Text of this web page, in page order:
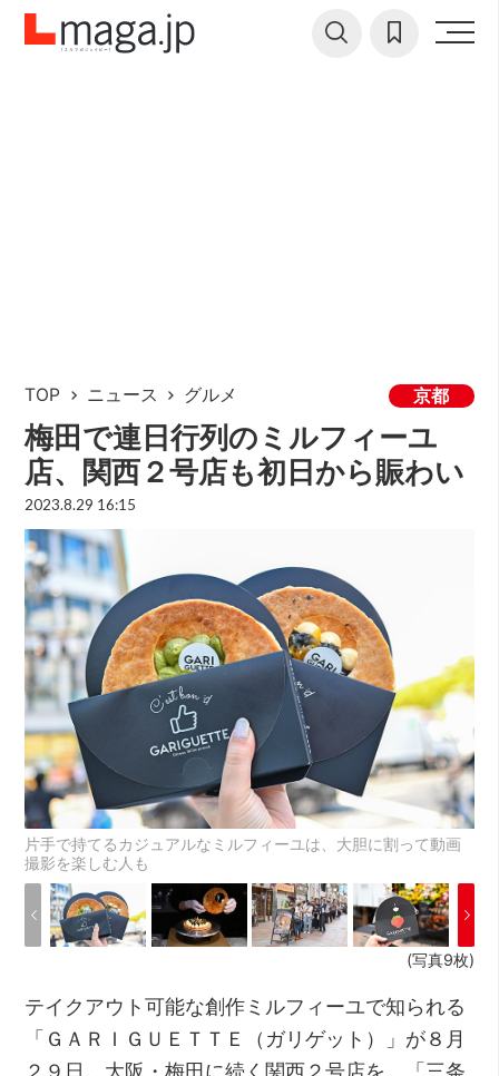
TOP ニュース グルメ 京都
梅田で連日行列のミルフィーユ
店、関西２号店も初日から賑わい
2023.8.29 16:15
片手で持てるカジュアルなミルフィーユは、大胆に割って動画
撮影を楽しむ人も
(写真9枚)
テイクアウト可能な創作ミルフィーユで知られる
「ＧＡＲＩＧＵＥＴＴＥ（ガリゲット）」が８月
２９日、大阪・梅田に続く関西２号店を、「三条